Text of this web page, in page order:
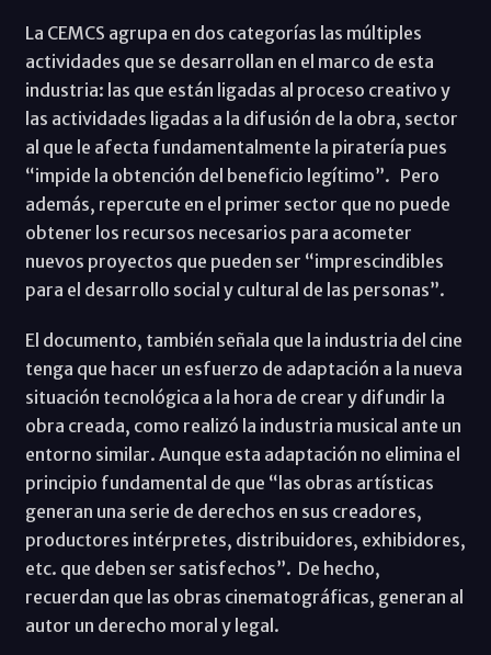
La CEMCS agrupa en dos categorías las múltiples
actividades que se desarrollan en el marco de esta
industria: las que están ligadas al proceso creativo y
las actividades ligadas a la difusión de la obra, sector
al que le afecta fundamentalmente la piratería pues
“impide la obtención del beneficio legítimo”. Pero
además, repercute en el primer sector que no puede
obtener los recursos necesarios para acometer
nuevos proyectos que pueden ser “imprescindibles
para el desarrollo social y cultural de las personas”.
El documento, también señala que la industria del cine
tenga que hacer un esfuerzo de adaptación a la nueva
situación tecnológica a la hora de crear y difundir la
obra creada, como realizó la industria musical ante un
entorno similar. Aunque esta adaptación no elimina el
principio fundamental de que “las obras artísticas
generan una serie de derechos en sus creadores,
productores intérpretes, distribuidores, exhibidores,
etc. que deben ser satisfechos”. De hecho,
recuerdan que las obras cinematográficas, generan al
autor un derecho moral y legal.